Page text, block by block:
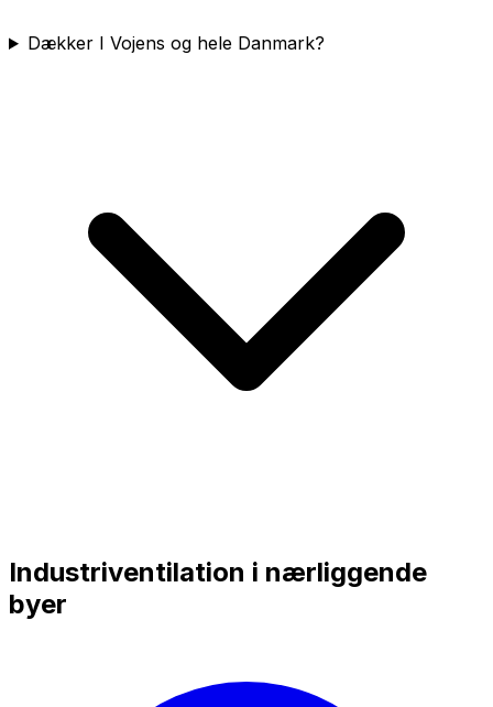
Dækker I Vojens og hele Danmark?
Industriventilation i nærliggende
byer